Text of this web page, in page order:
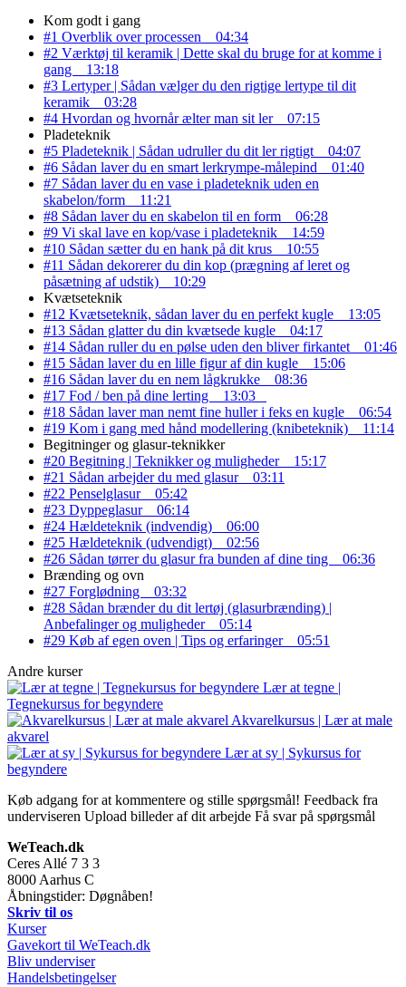
Kom godt i gang
#1 Overblik over processen
04:34
#2 Værktøj til keramik | Dette skal du bruge for at komme i
gang
13:18
#3 Lertyper | Sådan vælger du den rigtige lertype til dit
keramik
03:28
#4 Hvordan og hvornår ælter man sit ler
07:15
Pladeteknik
#5 Pladeteknik | Sådan udruller du dit ler rigtigt
04:07
#6 Sådan laver du en smart lerkrympe-målepind
01:40
#7 Sådan laver du en vase i pladeteknik uden en
skabelon/form
11:21
#8 Sådan laver du en skabelon til en form
06:28
#9 Vi skal lave en kop/vase i pladeteknik
14:59
#10 Sådan sætter du en hank på dit krus
10:55
#11 Sådan dekorerer du din kop (prægning af leret og
påsætning af udstik)
10:29
Kvætseteknik
#12 Kvætseteknik, sådan laver du en perfekt kugle
13:05
#13 Sådan glatter du din kvætsede kugle
04:17
#14 Sådan ruller du en pølse uden den bliver firkantet
01:46
#15 Sådan laver du en lille figur af din kugle
15:06
#16 Sådan laver du en nem lågkrukke
08:36
#17 Fod / ben på dine lerting
13:03
#18 Sådan laver man nemt fine huller i feks en kugle
06:54
#19 Kom i gang med hånd modellering (knibeteknik)
11:14
Begitninger og glasur-teknikker
#20 Begitning | Teknikker og muligheder
15:17
#21 Sådan arbejder du med glasur
03:11
#22 Penselglasur
05:42
#23 Dyppeglasur
06:14
#24 Hældeteknik (indvendig)
06:00
#25 Hældeteknik (udvendigt)
02:56
#26 Sådan tørrer du glasur fra bunden af dine ting
06:36
Brænding og ovn
#27 Forglødning
03:32
#28 Sådan brænder du dit lertøj (glasurbrænding) |
Anbefalinger og muligheder
05:14
#29 Køb af egen oven | Tips og erfaringer
05:51
Andre kurser
Lær at tegne |
Tegnekursus for begyndere
Akvarelkursus | Lær at male
akvarel
Lær at sy | Sykursus for
begyndere
Køb adgang for at kommentere og stille spørgsmål! Feedback fra
underviseren Upload billeder af dit arbejde Få svar på spørgsmål
WeTeach.dk
Ceres Allé 7 3 3
8000 Aarhus C
Åbningstider: Døgnåben!
Skriv til os
Kurser
Gavekort til WeTeach.dk
Bliv underviser
Handelsbetingelser